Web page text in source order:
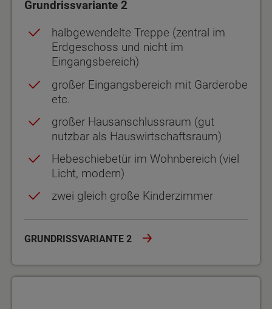
Grundrissvariante 2
halbgewendelte Treppe (zentral im
Erdgeschoss und nicht im
Eingangsbereich)
großer Eingangsbereich mit Garderobe
etc.
großer Hausanschlussraum (gut
nutzbar als Hauswirtschaftsraum)
Hebeschiebetür im Wohnbereich (viel
Licht, modern)
zwei gleich große Kinderzimmer
GRUNDRISSVARIANTE 2